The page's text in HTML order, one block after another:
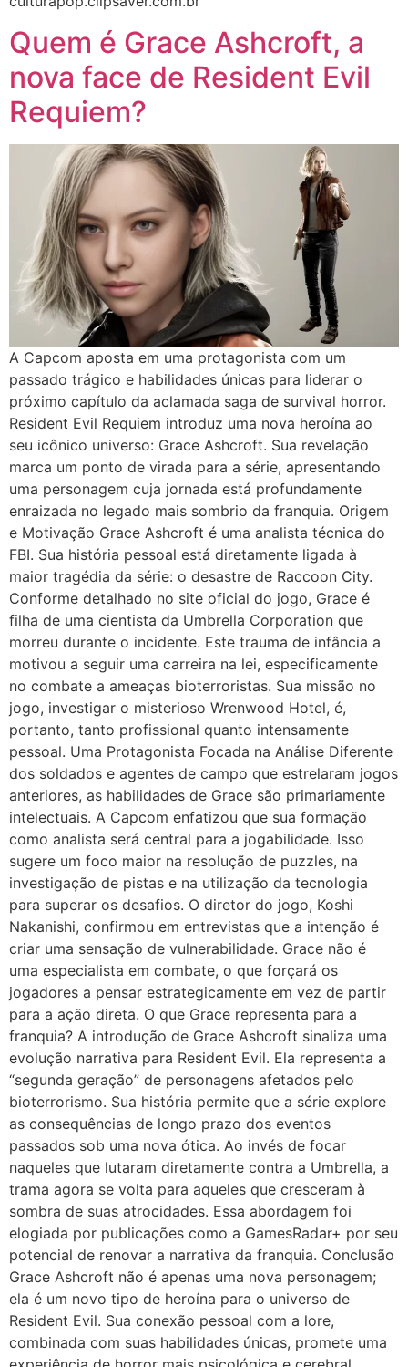
Quem é Grace Ashcroft, a
nova face de Resident Evil
Requiem?
A Capcom aposta em uma protagonista com um
passado trágico e habilidades únicas para liderar o
próximo capítulo da aclamada saga de survival horror.
Resident Evil Requiem introduz uma nova heroína ao
seu icônico universo: Grace Ashcroft. Sua revelação
marca um ponto de virada para a série, apresentando
uma personagem cuja jornada está profundamente
enraizada no legado mais sombrio da franquia. Origem
e Motivação Grace Ashcroft é uma analista técnica do
FBI. Sua história pessoal está diretamente ligada à
maior tragédia da série: o desastre de Raccoon City.
Conforme detalhado no site oficial do jogo, Grace é
filha de uma cientista da Umbrella Corporation que
morreu durante o incidente. Este trauma de infância a
motivou a seguir uma carreira na lei, especificamente
no combate a ameaças bioterroristas. Sua missão no
jogo, investigar o misterioso Wrenwood Hotel, é,
portanto, tanto profissional quanto intensamente
pessoal. Uma Protagonista Focada na Análise Diferente
dos soldados e agentes de campo que estrelaram jogos
anteriores, as habilidades de Grace são primariamente
intelectuais. A Capcom enfatizou que sua formação
como analista será central para a jogabilidade. Isso
sugere um foco maior na resolução de puzzles, na
investigação de pistas e na utilização da tecnologia
para superar os desafios. O diretor do jogo, Koshi
Nakanishi, confirmou em entrevistas que a intenção é
criar uma sensação de vulnerabilidade. Grace não é
uma especialista em combate, o que forçará os
jogadores a pensar estrategicamente em vez de partir
para a ação direta. O que Grace representa para a
franquia? A introdução de Grace Ashcroft sinaliza uma
evolução narrativa para Resident Evil. Ela representa a
“segunda geração” de personagens afetados pelo
bioterrorismo. Sua história permite que a série explore
as consequências de longo prazo dos eventos
passados sob uma nova ótica. Ao invés de focar
naqueles que lutaram diretamente contra a Umbrella, a
trama agora se volta para aqueles que cresceram à
sombra de suas atrocidades. Essa abordagem foi
elogiada por publicações como a GamesRadar+ por seu
potencial de renovar a narrativa da franquia. Conclusão
Grace Ashcroft não é apenas uma nova personagem;
ela é um novo tipo de heroína para o universo de
Resident Evil. Sua conexão pessoal com a lore,
combinada com suas habilidades únicas, promete uma